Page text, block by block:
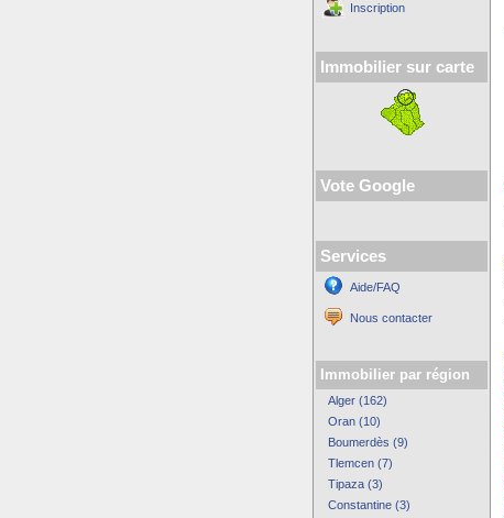
Inscription
Immobilier sur carte
Vote Google
Services
Aide/FAQ
Nous contacter
Immobilier par région
Alger (162)
Oran (10)
Boumerdès (9)
Tlemcen (7)
Tipaza (3)
Constantine (3)